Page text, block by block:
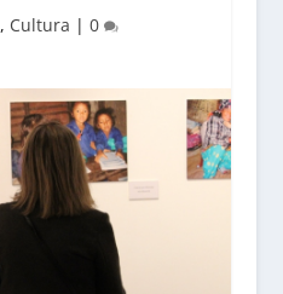
, Cultura | 0